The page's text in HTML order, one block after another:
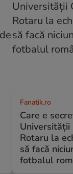
Fanatik.ro
Care e
Universității
Rotaru la
să facă
fotbalul